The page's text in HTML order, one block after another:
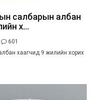
салбарын албан
х...
601
хаагчид 9 жилийн хорих